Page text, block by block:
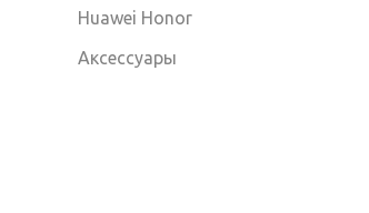
Huawei Honor
Аксессуары